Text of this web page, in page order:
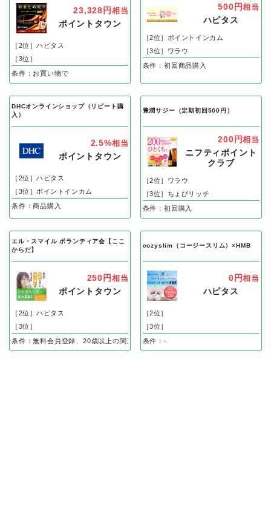
23,328円 相当
ポイントタウン
［2位］ハピタス
［3位］
条件：お買い物で
500円相当
ハピタス
［2位］ポイントインカム
［3位］ワラウ
条件：初回商品購入
DHCオンラインショップ（リピート購
入）
2.5%相当
ポイントタウン
［2位］ハピタス
［3位］ポイントインカム
条件：商品購入
豊潤サジー（定期初回500円）
200円相当
ニフティポイント
クラブ
［2位］ワラウ
［3位］ちょびリッチ
条件：初回購入
エル・スマイル ボランティア会【ここ
からだ】
250円 相当
ポイントタウン
［2位］ハピタス
［3位］
条件：無料会員登録、20歳以上の関東在住の方のみ無料会員登録後、ハガキ到着
cozyslim（コージースリム）×HMB
0円相当
ハピタス
［2位］
［3位］
条件：-